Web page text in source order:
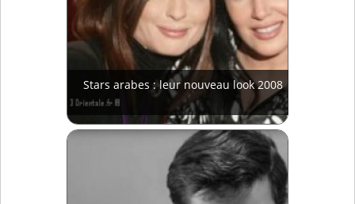
Stars arabes : leur nouveau look 2008